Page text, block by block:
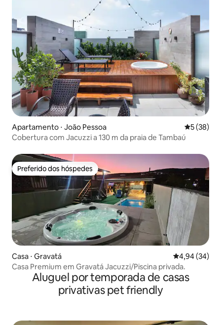
Apartamento ⋅ João Pessoa 5 de uma
5 (38)
Cobertura com Jacuzzi a 130 m da praia de Tambaú
Preferido dos hóspedes
Preferido dos hóspedes
Casa ⋅ Gravatá 4,94 de uma
4,94 (34)
Casa Premium em Gravatá Jacuzzi/Piscina privada.
Aluguel por temporada de casas
privativas pet friendly